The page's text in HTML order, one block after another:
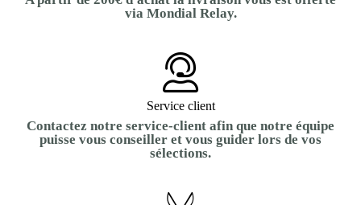
via Mondial Relay.
Service client
Contactez notre service-client afin que notre équipe
puisse vous conseiller et vous guider lors de vos
sélections.